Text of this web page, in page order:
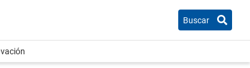
Buscar